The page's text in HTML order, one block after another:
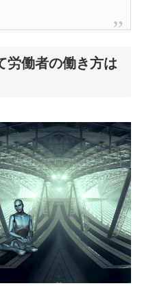
労働者の働き方は